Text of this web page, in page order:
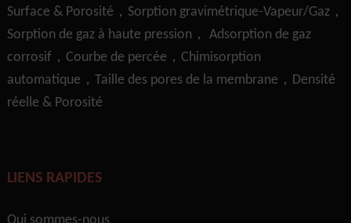
Surface & Porosité，Sorption gravimétrique-Vapeur/Gaz，
Sorption de gaz à haute pression， Adsorption de gaz
corrosif，Courbe de percée，Chimisorption
automatique，Taille des pores de la membrane，Densité
réelle & Porosité
LIENS RAPIDES
Qui sommes-nous